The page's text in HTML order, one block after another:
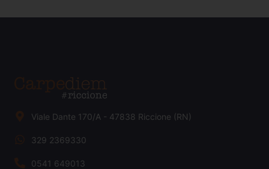
Viale Dante 170/A - 47838 Riccione (RN)
329 2369330
0541 649013